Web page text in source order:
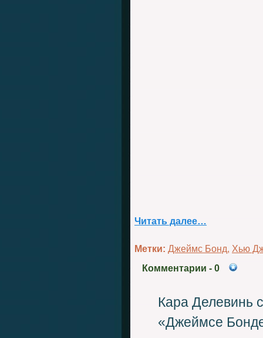
Читать далее…
Метки: Джеймс Бонд, Хью
Комментарии - 0
Кара Делевинь
«Джеймсе